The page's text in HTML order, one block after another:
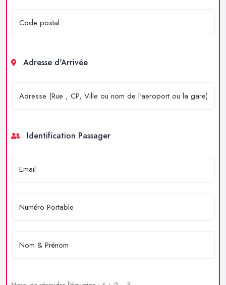
Adresse d'Arrivée
Identification Passager